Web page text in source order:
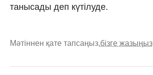
танысады деп күтілуде.
Мәтіннен қате тапсаңыз,бізге жазыңыз